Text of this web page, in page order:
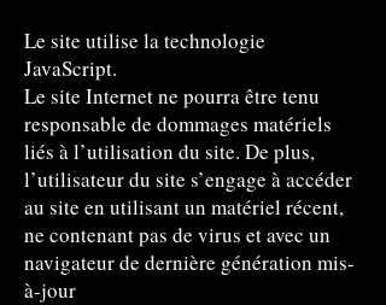
Le site utilise la technologie
JavaScript.
Le site Internet ne pourra être tenu
responsable de dommages matériels
liés à l’utilisation du site. De plus,
l’utilisateur du site s’engage à accéder
au site en utilisant un matériel récent,
ne contenant pas de virus et avec un
navigateur de dernière génération mis-
à-jour